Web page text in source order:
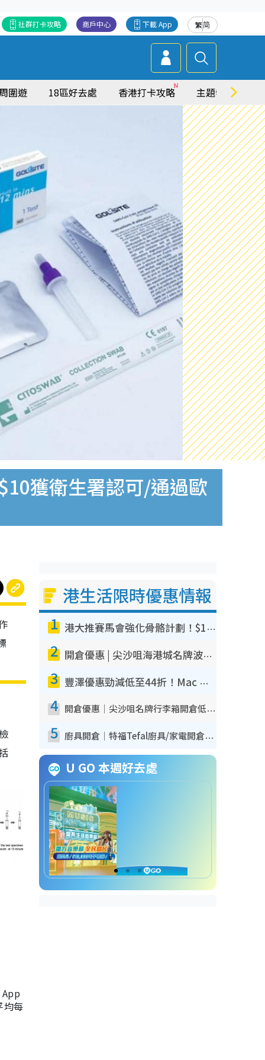
繁简
下載 App
商戶中心
社群打卡攻略
圍遊 18區好去處 香港打卡攻略 主題特集
獲衛生署認可/通過歐
均每
港生活限時優惠情報
1 港大推賽馬會強化骨骼計劃！$100骨質密度X光檢查 完成免費運動訓練送超市禮券！附參加資格
2 開倉優惠 | 尖沙咀海港城名牌波鞋開倉低至1折！On鞋$899起／Joy&Peace鞋履$98起
3 豐澤優惠勁減低至44折！Mac mini/iPhone17Pro大減價！廚房家電$220起
4 開倉優惠｜尖沙咀名牌行李箱開倉低至4折！一連5日 American Tourister/ace./Hallmark $200起！
5 廚具開倉｜特福Tefal廚具/家電開倉低至3折！$220起買平底鍋/炒鑊/湯煲！電飯煲/吸塵機/燙斗$418起
U GO 本週好去處